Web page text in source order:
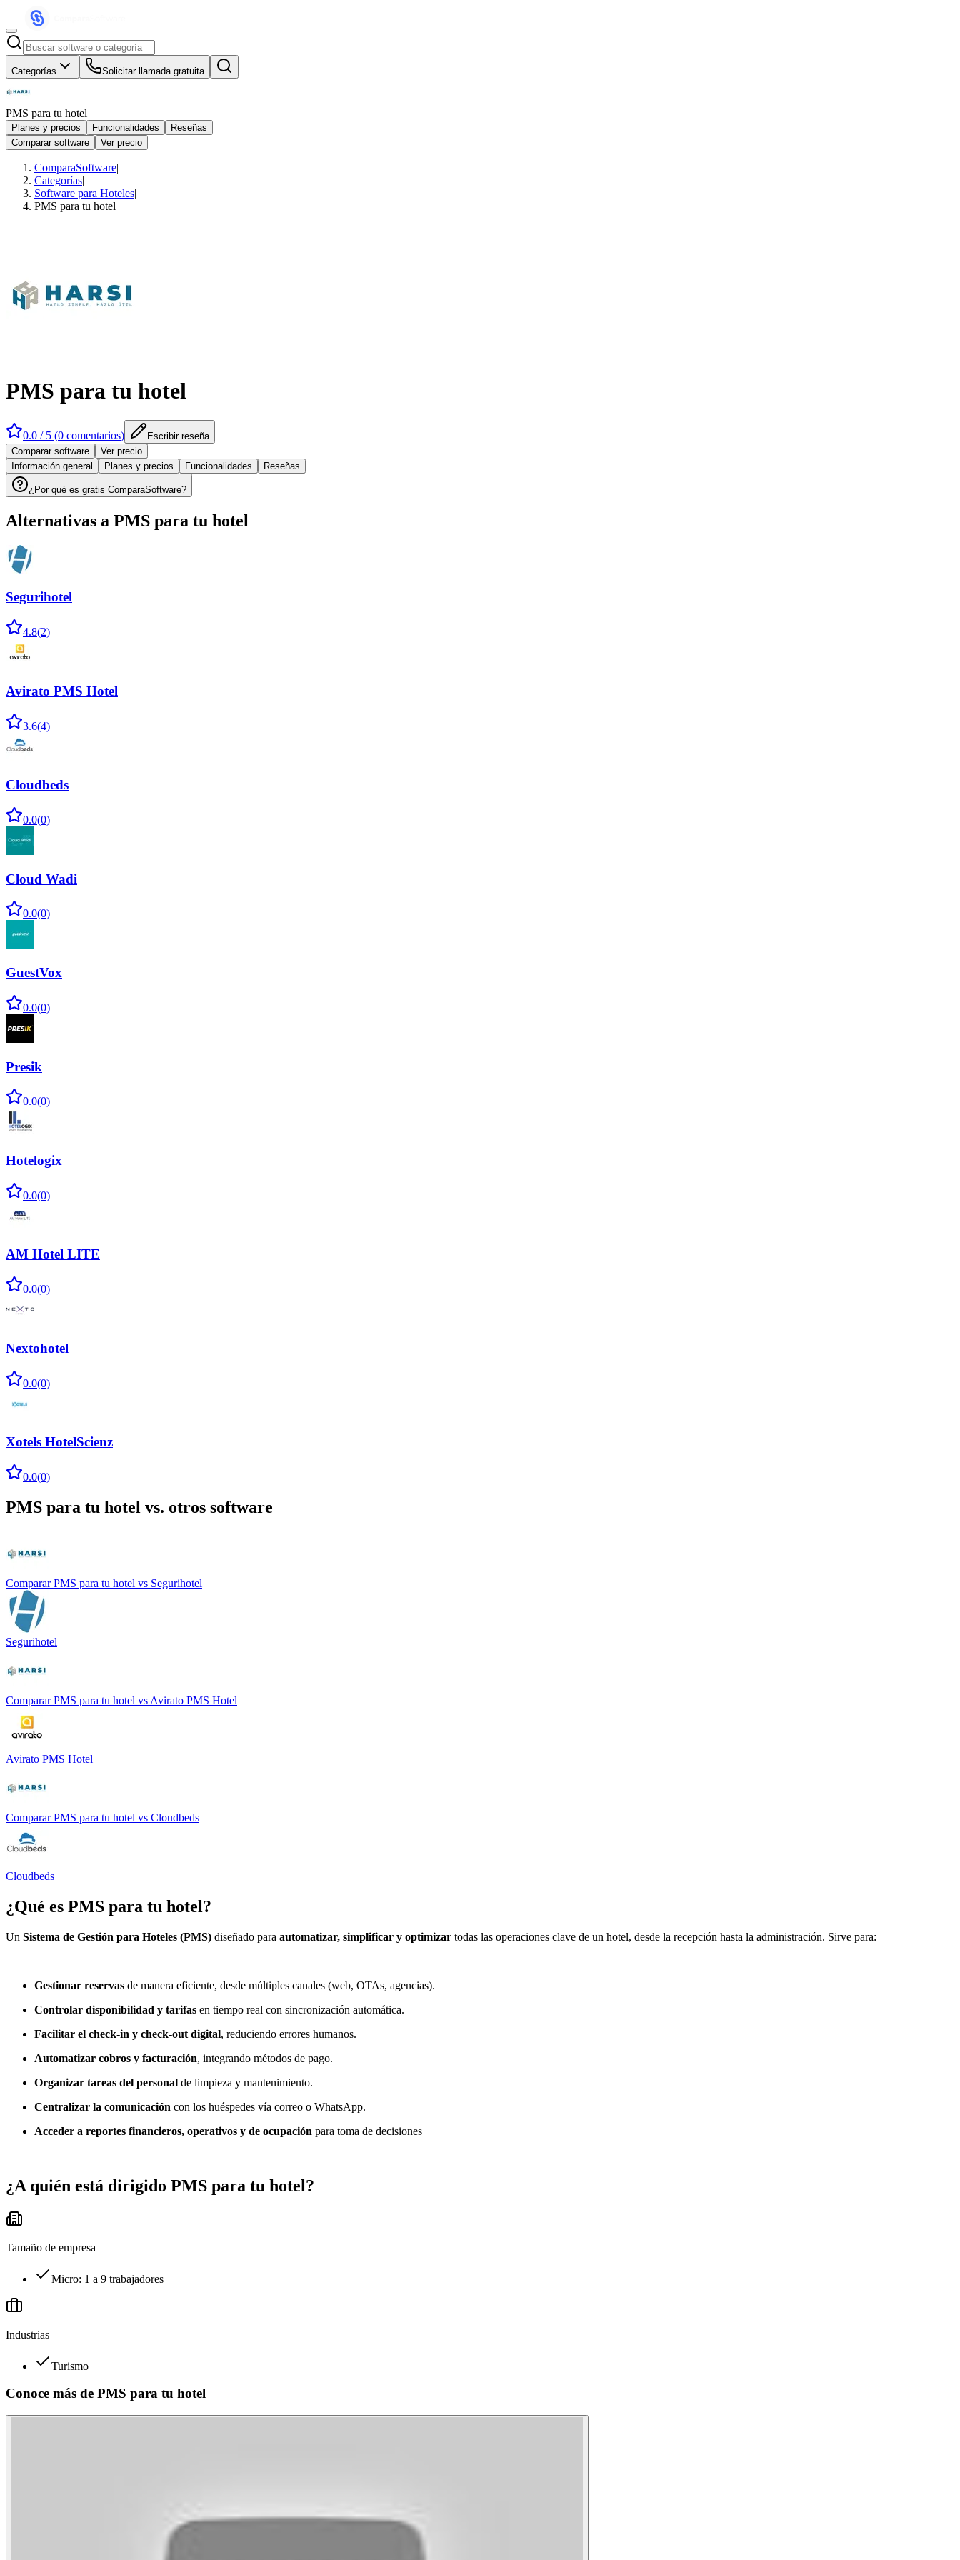
Categorías Solicitar llamada gratuita
PMS para tu hotel
Planes y precios Funcionalidades
Reseñas
Comparar software
Ver precio
ComparaSoftware|
Categorías|
Software para Hoteles|
PMS para tu hotel
PMS para tu hotel
0.0 / 5 (0 comentarios)
Escribir reseña
Comparar software
Ver precio
Información general
Planes y precios Funcionalidades Reseñas
¿Por qué es gratis ComparaSoftware?
Alternativas a PMS para tu hotel
Segurihotel
4.8(2)
Avirato PMS Hotel
3.6(4)
Cloudbeds
0.0(0)
Cloud Wadi
0.0(0)
GuestVox
0.0(0)
Presik
0.0(0)
Hotelogix
0.0(0)
AM Hotel LITE
0.0(0)
Nextohotel
0.0(0)
Xotels HotelScienz
0.0(0)
PMS para tu hotel vs. otros software
Comparar PMS para tu hotel vs Segurihotel
Segurihotel
Comparar PMS para tu hotel vs Avirato PMS Hotel
Avirato PMS Hotel
Comparar PMS para tu hotel vs Cloudbeds
Cloudbeds
¿Qué es PMS para tu hotel?
Un Sistema de Gestión para Hoteles (PMS) diseñado para automatizar, simplificar y optimizar todas las operaciones clave de un hotel, desde la recepción hasta la administración. Sirve para:
Gestionar reservas de manera eficiente, desde múltiples canales (web, OTAs, agencias).
Controlar disponibilidad y tarifas en tiempo real con sincronización automática.
Facilitar el check-in y check-out digital, reduciendo errores humanos.
Automatizar cobros y facturación, integrando métodos de pago.
Organizar tareas del personal de limpieza y mantenimiento.
Centralizar la comunicación con los huéspedes vía correo o WhatsApp.
Acceder a reportes financieros, operativos y de ocupación para toma de decisiones
¿A quién está dirigido PMS para tu hotel?
Tamaño de empresa
Micro: 1 a 9 trabajadores
Industrias
Turismo
Conoce más de PMS para tu hotel